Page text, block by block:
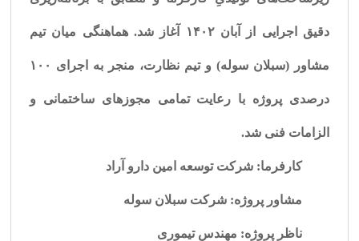
دقیق اجرایی از آبان ۱۴۰۲ آغاز شد. هماهنگی میان تیم
مشاور (سبلان سوله) و تیم نظارت، منجر به اجرای ۱۰۰
درصدی پروژه با رعایت تمامی مجوزهای ساختمانی و
الزامات فنی شد.
کارفرما: شرکت توسعه امین دارو آراد
مشاور پروژه: شرکت سبلان سوله
ناظر پروژه: مهندس تیموری